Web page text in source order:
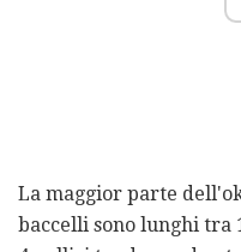
La maggior parte
baccelli sono lunghi tra